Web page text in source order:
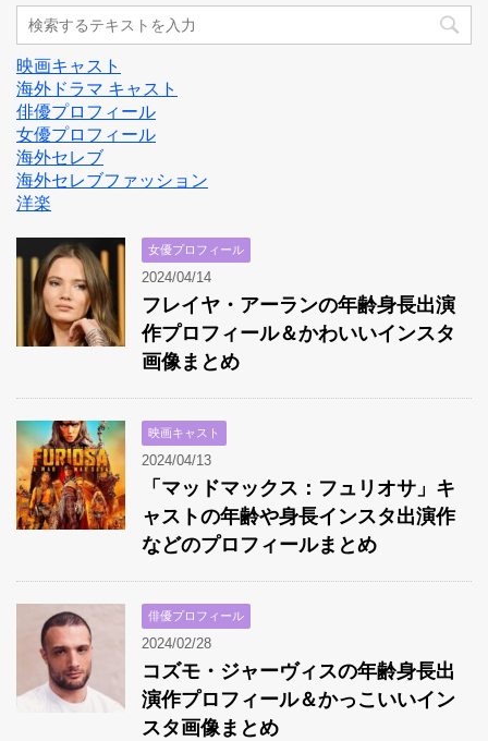
映画キャスト
海外ドラマ キャスト
俳優プロフィール
女優プロフィール
海外セレブ
海外セレブファッション
洋楽
女優プロフィール
2024/04/14
フレイヤ・アーランの年齢身長出演
作プロフィール＆かわいいインスタ
画像まとめ
映画キャスト
2024/04/13
「マッドマックス：フュリオサ」キ
ャストの年齢や身長インスタ出演作
などのプロフィールまとめ
俳優プロフィール
2024/02/28
コズモ・ジャーヴィスの年齢身長出
演作プロフィール＆かっこいいイン
スタ画像まとめ